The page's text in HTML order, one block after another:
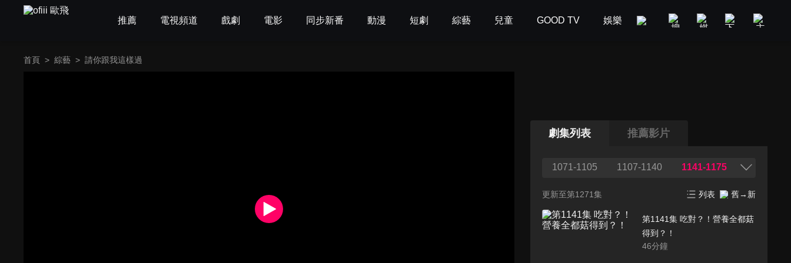
推薦 電視頻道 戲劇 電影 同步新番 動漫 短劇 綜藝 兒童 GOOD TV 娛樂 美食旅遊 新聞政論
首頁 > 綜藝 > 請你跟我這樣過
劇集列表 推薦影片
1071-1105 1107-1140 1141-1175
更新至第1271集 列表 舊→新
第1141集 吃對？！營養全都菇
得到？！
46分鐘